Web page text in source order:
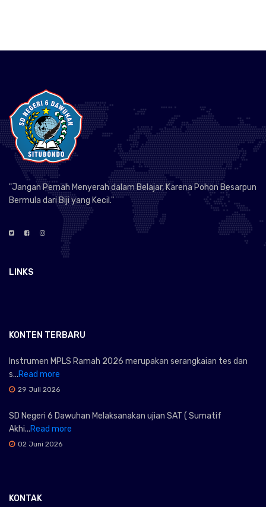
"Jangan Pernah Menyerah dalam Belajar, Karena Pohon Besarpun
Bermula dari Biji yang Kecil."
LINKS
KONTEN TERBARU
Instrumen MPLS Ramah 2026 merupakan serangkaian tes dan
s...Read more
29 Juli 2026
SD Negeri 6 Dawuhan Melaksanakan ujian SAT ( Sumatif
Akhi...Read more
02 Juni 2026
KONTAK